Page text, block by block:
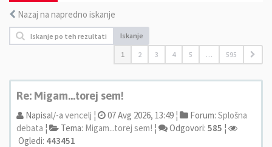
Nazaj na napredno iskanje
Iskanje
1 2 3 4 5 … 595
Re: Migam...torej sem!
Napisal/-a vencelj ¦ 07 Avg 2026, 13:49 ¦ Forum: Splošna
debata ¦ Tema: Migam...torej sem! ¦ Odgovori: 585 ¦
Ogledi: 443451